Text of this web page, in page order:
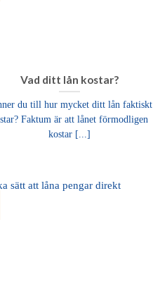
Vad ditt lån kostar?
du till hur mycket ditt lån faktiskt
Faktum är att lånet förmodligen
kostar [...]